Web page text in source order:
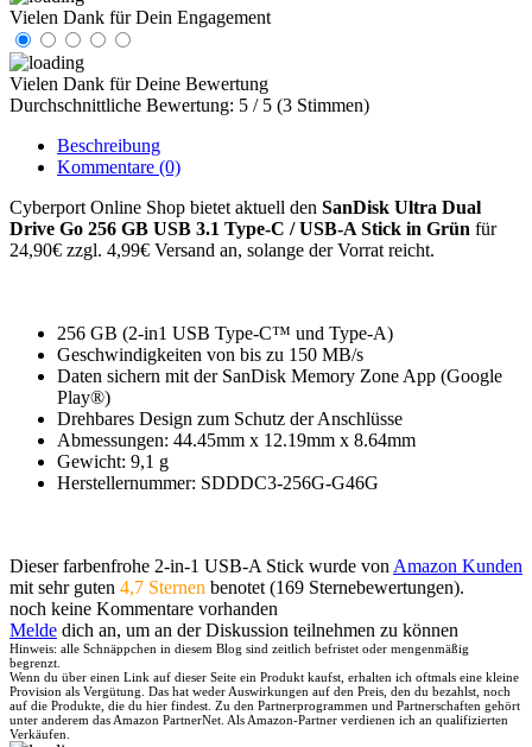
Vielen Dank für Dein Engagement
Vielen Dank für Deine Bewertung
Durchschnittliche Bewertung: 5 / 5 (3 Stimmen)
Beschreibung
Kommentare (0)
Cyberport Online Shop bietet aktuell den SanDisk Ultra Dual
Drive Go 256 GB USB 3.1 Type-C / USB-A Stick in Grün für
24,90€ zzgl. 4,99€ Versand an, solange der Vorrat reicht.
256 GB (2-in1 USB Type-C™ und Type-A)
Geschwindigkeiten von bis zu 150 MB/s
Daten sichern mit der SanDisk Memory Zone App (Google
Play®)
Drehbares Design zum Schutz der Anschlüsse
Abmessungen: 44.45mm x 12.19mm x 8.64mm
Gewicht: 9,1 g
Herstellernummer: SDDDC3-256G-G46G
Dieser farbenfrohe 2-in-1 USB-A Stick wurde von Amazon Kunden
mit sehr guten 4,7 Sternen benotet (169 Sternebewertungen).
noch keine Kommentare vorhanden
Melde dich an, um an der Diskussion teilnehmen zu können
Hinweis: alle Schnäppchen in diesem Blog sind zeitlich befristet oder mengenmäßig
begrenzt.
Wenn du über einen Link auf dieser Seite ein Produkt kaufst, erhalten ich oftmals eine kleine
Provision als Vergütung. Das hat weder Auswirkungen auf den Preis, den du bezahlst, noch
auf die Produkte, die du hier findest. Zu den Partnerprogrammen und Partnerschaften gehört
unter anderem das Amazon PartnerNet. Als Amazon-Partner verdienen ich an qualifizierten
Verkäufen.